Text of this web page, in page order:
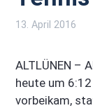
13. April 2016
ALTLÜNEN –
heute um
vorbeikam,